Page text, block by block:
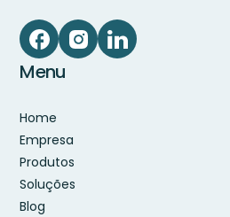
Menu
Home
Empresa
Produtos
Soluções
Blog